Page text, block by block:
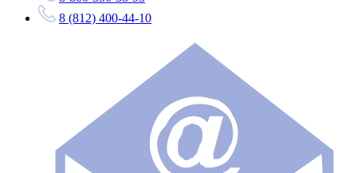
8 (812) 400-44-10